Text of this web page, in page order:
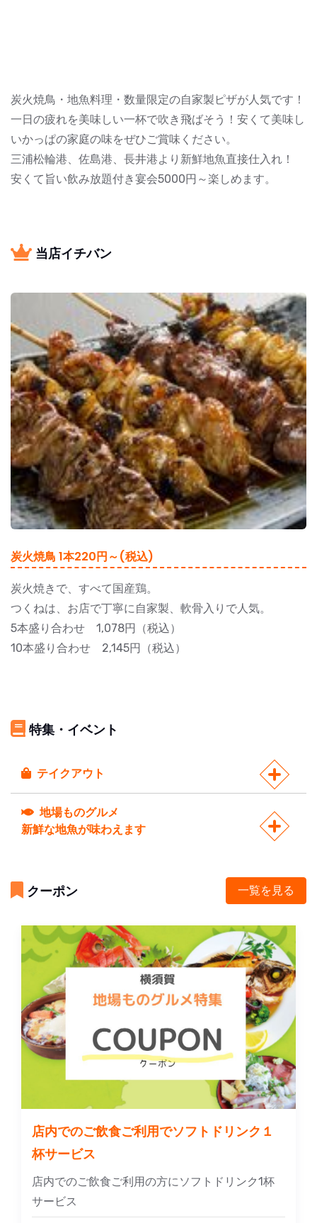
炭火焼鳥・地魚料理・数量限定の自家製ピザが人気です！
一日の疲れを美味しい一杯で吹き飛ばそう！安くて美味し
いかっぱの家庭の味をぜひご賞味ください。
三浦松輪港、佐島港、長井港より新鮮地魚直接仕入れ！
安くて旨い飲み放題付き宴会5000円～楽しめます。
当店イチバン
炭火焼鳥 1本220円～(税込)
炭火焼きで、すべて国産鶏。
つくねは、お店で丁寧に自家製、軟骨入りで人気。
5本盛り合わせ 1,078円（税込）
10本盛り合わせ 2,145円（税込）
特集・イベント
テイクアウト
地場ものグルメ
新鮮な地魚が味わえます
クーポン 一覧を見る
店内でのご飲食ご利用でソフトドリンク１
杯サービス
店内でのご飲食ご利用の方にソフトドリンク1杯
サービス